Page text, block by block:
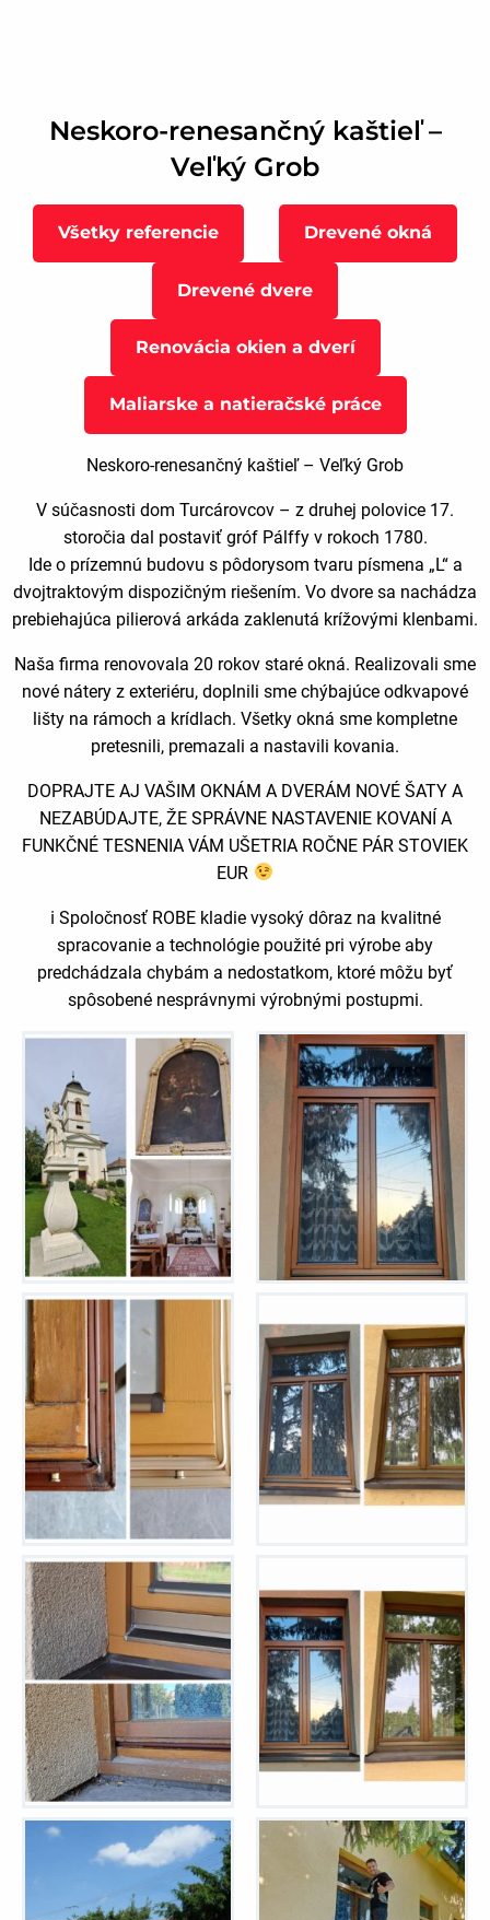
Neskoro-renesančný kaštieľ –
Veľký Grob
Všetky referencie Drevené okná
Drevené dvere
Renovácia okien a dverí
Maliarske a natieračské práce
Neskoro-renesančný kaštieľ – Veľký Grob
V súčasnosti dom Turcárovcov – z druhej polovice 17.
storočia dal postaviť gróf Pálffy v rokoch 1780.
Ide o prízemnú budovu s pôdorysom tvaru písmena „L“ a
dvojtraktovým dispozičným riešením. Vo dvore sa nachádza
prebiehajúca pilierová arkáda zaklenutá krížovými klenbami.
Naša firma renovovala 20 rokov staré okná. Realizovali sme
nové nátery z exteriéru, doplnili sme chýbajúce odkvapové
lišty na rámoch a krídlach. Všetky okná sme kompletne
pretesnili, premazali a nastavili kovania.
DOPRAJTE AJ VAŠIM OKNÁM A DVERÁM NOVÉ ŠATY A
NEZABÚDAJTE, ŽE SPRÁVNE NASTAVENIE KOVANÍ A
FUNKČNÉ TESNENIA VÁM UŠETRIA ROČNE PÁR STOVIEK
EUR
ℹ Spoločnosť ROBE kladie vysoký dôraz na kvalitné
spracovanie a technológie použité pri výrobe aby
predchádzala chybám a nedostatkom, ktoré môžu byť
spôsobené nesprávnymi výrobnými postupmi.